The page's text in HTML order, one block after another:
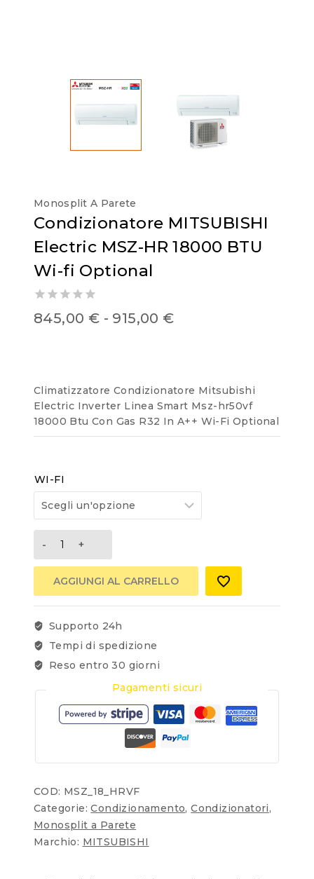
Monosplit A Parete
Condizionatore MITSUBISHI
Electric MSZ-HR 18000 BTU
Wi-fi Optional
0
out
845,00 € - 915,00 €
Climatizzatore Condizionatore Mitsubishi
Electric Inverter Linea Smart Msz-hr50vf
18000 Btu Con Gas R32 In A++ Wi-Fi Optional
WI-FI
AGGIUNGI AL CARRELLO
Supporto 24h
Tempi di spedizione
Reso entro 30 giorni
Pagamenti sicuri
COD: MSZ_18_HRVF
Categorie:Condizionamento,Condizionatori,
Monosplit a Parete
Marchio: MITSUBISHI